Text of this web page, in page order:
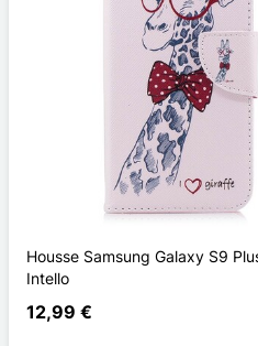
Housse Samsung Galaxy S9
Intello
12,99 €